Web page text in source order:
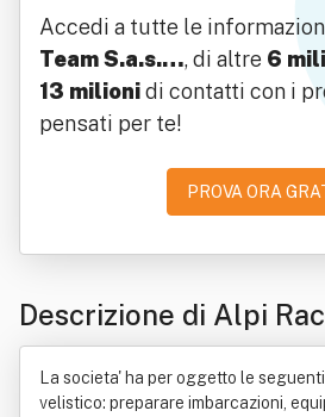
Accedi a tutte le
Team S.a.s.…, di altre 6
13 milionidi contatti con i
pensati per te!
PROVA ORA
Descrizione di Alpi
s. Di Bongiovanni
La societa' ha per oggetto le
velistico: preparare imbarcazioni,